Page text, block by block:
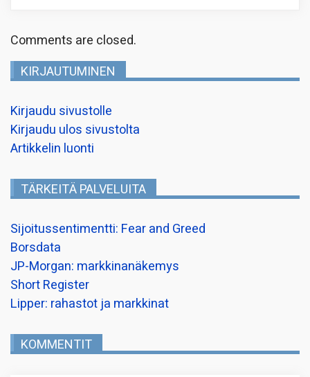
Comments are closed.
KIRJAUTUMINEN
Kirjaudu sivustolle
Kirjaudu ulos sivustolta
Artikkelin luonti
TÄRKEITÄ PALVELUITA
Sijoitussentimentti: Fear and Greed
Borsdata
JP-Morgan: markkinanäkemys
Short Register
Lipper: rahastot ja markkinat
KOMMENTIT